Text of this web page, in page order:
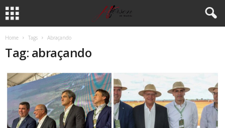
Home Tags Abraçando
Tag: abraçando